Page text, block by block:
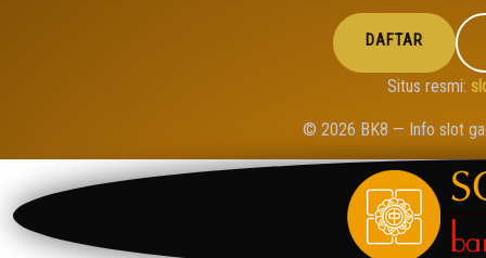
DAFTAR
Situs resmi:
© 2026 BK8 — Info slot